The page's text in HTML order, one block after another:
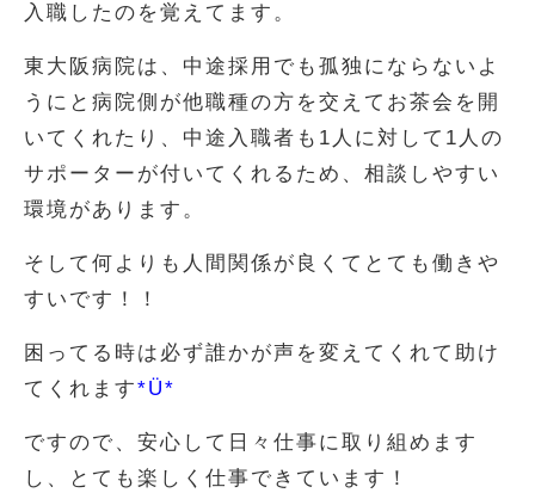
入職したのを覚えてます。
東大阪病院は、中途採用でも孤独にならないよ
うにと病院側が他職種の方を交えてお茶会を開
いてくれたり、中途入職者も1人に対して1人の
サポーターが付いてくれるため、相談しやすい
環境があります。
そして何よりも人間関係が良くてとても働きや
すいです！！
困ってる時は必ず誰かが声を変えてくれて助け
てくれます*Ü*
ですので、安心して日々仕事に取り組めます
し、とても楽しく仕事できています！